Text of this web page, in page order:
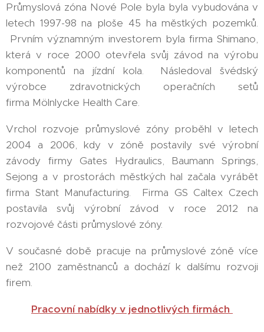
Průmyslová zóna Nové Pole byla byla vybudována v
letech 1997-98 na ploše 45 ha městkých pozemků.
Prvním významným investorem byla firma Shimano,
která v roce 2000 otevřela svůj závod na výrobu
komponentů na jízdní kola. Následoval švédský
výrobce zdravotnických operačních setů
firma Mölnlycke Health Care.
Vrchol rozvoje průmyslové zóny proběhl v letech
2004 a 2006, kdy v zóně postavily své výrobní
závody firmy Gates Hydraulics, Baumann Springs,
Sejong a v prostorách městkých hal začala vyrábět
firma Stant Manufacturing. Firma GS Caltex Czech
postavila svůj výrobní závod v roce 2012 na
rozvojové části průmyslové zóny.
V současné době pracuje na průmyslové zóně více
než 2100 zaměstnanců a dochází k dalšímu rozvoji
firem.
Pracovní nabídky v jednotlivých firmách
Na